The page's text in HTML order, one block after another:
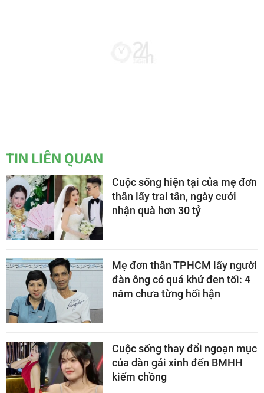
TIN LIÊN QUAN
Cuộc sống hiện tại của mẹ đơn
thân lấy trai tân, ngày cưới
nhận quà hơn 30 tỷ
Mẹ đơn thân TPHCM lấy người
đàn ông có quá khứ đen tối: 4
năm chưa từng hối hận
Cuộc sống thay đổi ngoạn mục
của dàn gái xinh đến BMHH
kiếm chồng